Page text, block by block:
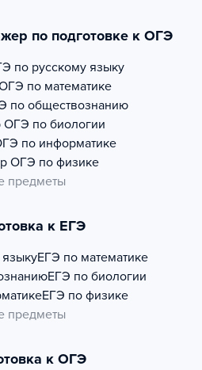
по подготовке к ОГЭ
по русскому языку
по математике
по обществознанию
ОГЭ по биологии
по информатике
ОГЭ по физике
предметы
к ЕГЭ
ЕГЭ по математике
ЕГЭ по биологии
ЕГЭ по физике
предметы
к ОГЭ